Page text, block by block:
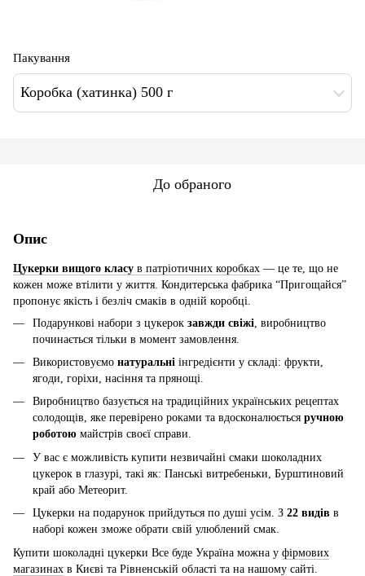
Пакування
Коробка (хатинка) 500 г
До обраного
Опис
Цукерки вищого класу в патріотичних коробках — це те, що не
кожен може втілити у життя. Кондитерська фабрика “Пригощайся”
пропонує якість і безліч смаків в одній коробці.
Подарункові набори з цукерок завжди свіжі , виробництво
починається тільки в момент замовлення.
Використовуємо натуральні інгредієнти у складі: фрукти,
ягоди, горіхи, насіння та прянощі.
Виробництво базується на традиційних українських рецептах
солодощів, яке перевірено роками та вдосконалюється ручною
роботою майстрів своєї справи.
У вас є можливість купити незвичайні смаки шоколадних
цукерок в глазурі, такі як: Панські витребеньки, Бурштиновий
край або Метеорит.
Цукерки на подарунок прийдуться по душі усім. З 22 видів в
наборі кожен зможе обрати свій улюблений смак.
Купити шоколадні цукерки Все буде Україна можна у фірмових
магазинах в Києві та Рівненській області та на нашому сайті.